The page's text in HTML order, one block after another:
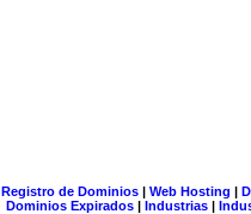
Registro de Dominios| Web Hosting |
Dominios Expirados | Industrias |